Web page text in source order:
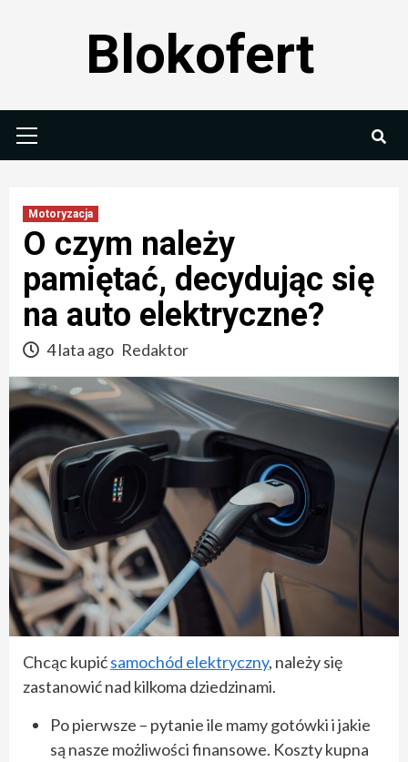
Blokofert
Menu
Motoryzacja
O czym należy
pamiętać, decydując się
na auto elektryczne?
4 lata ago Redaktor
Chcąc kupićsamochód elektryczny, należy się
zastanowić nad kilkoma dziedzinami.
Po pierwsze – pytanie ile mamy gotówki i jakie
są nasze możliwości finansowe. Koszty kupna